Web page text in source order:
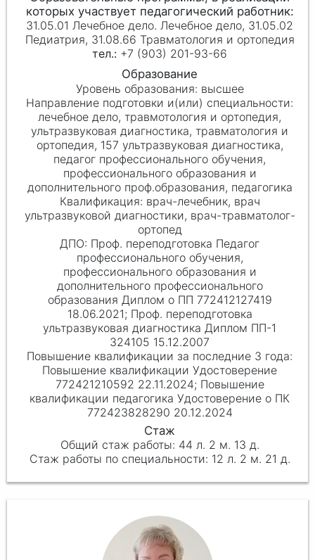
31.05.01 Лечебное дело. Лечебное дело, 31.05.02
Педиатрия, 31.08.66 Травматология и ортопедия
+7 (903) 201-93-66
высшее
лечебное дело, травмотология и ортопедия,
ультразвуковая диагностика, травматология и
ортопедия, 157 ультразвуковая диагностика,
педагог профессионального обучения,
профессионального образования и
дополнительного проф.образования, педагогика
врач-лечебник, врач
ультразвуковой диагностики, врач-травматолог-
ортопед
Проф. переподготовка Педагог
профессионального обучения,
профессионального образования и
дополнительного профессионального
образования Диплом о ПП 772412127419
18.06.2021; Проф. переподготовка
ультразвуковая диагностика Диплом ПП-1
324105 15.12.2007
Повышение квалификации Удостоверение
772421210592 22.11.2024; Повышение
квалификации педагогика Удостоверение о ПК
772423828290 20.12.2024
44 л. 2 м. 13 д.
12 л. 2 м. 21 д.